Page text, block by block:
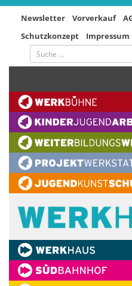
Newsletter Vorverkauf
Schutzkonzept
Impressum